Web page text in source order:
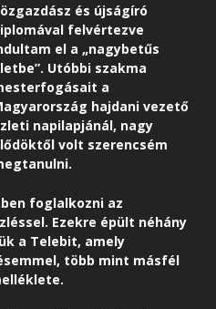
és újságíró
felvértezve
el a „nagybetűs
Utóbbi szakma
a
hajdani vezető
napilapjánál, nagy
volt szerencsém
foglalkozni az
Ezekre épült néhány
a Telebit, amely
több mint másfél